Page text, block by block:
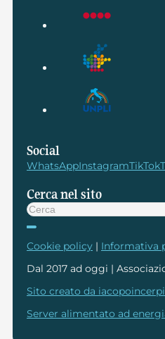
Social
WhatsAppInstagramTikTok
Cerca nel sito
Cerca
Cookie policy | Informativa
Dal 2017 ad oggi |
Sito creato da
Server alimentato ad